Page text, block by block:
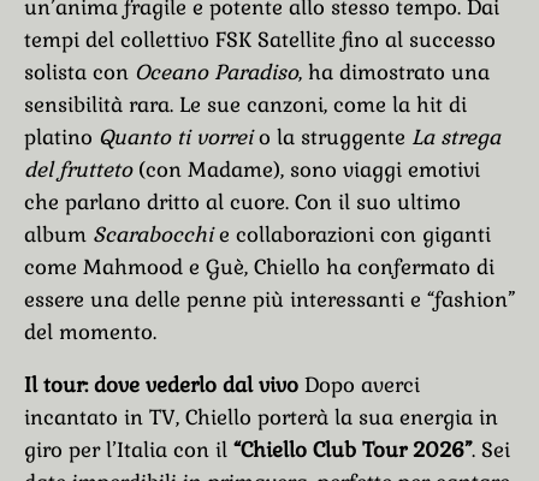
un’anima fragile e potente allo stesso tempo. Dai
tempi del collettivo FSK Satellite fino al successo
solista con Oceano Paradiso, ha dimostrato una
sensibilità rara. Le sue canzoni, come la hit di
platino Quanto ti vorreio la struggente La strega
del frutteto(con Madame), sono viaggi emotivi
che parlano dritto al cuore. Con il suo ultimo
album Scarabocchie collaborazioni con giganti
come Mahmood e Guè, Chiello ha confermato di
essere una delle penne più interessanti e “fashion”
del momento.
Il tour: dove vederlo dal vivo Dopo averci
incantato in TV, Chiello porterà la sua energia in
giro per l’Italia con il “Chiello Club Tour 2026”. Sei